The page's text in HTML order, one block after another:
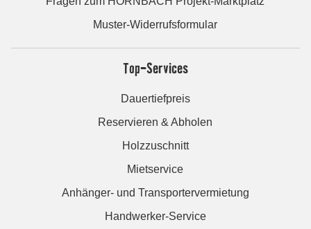
Muster-Widerrufsformular
Top-Services
Dauertiefpreis
Reservieren & Abholen
Holzzuschnitt
Mietservice
Anhänger- und Transportervermietung
Handwerker-Service